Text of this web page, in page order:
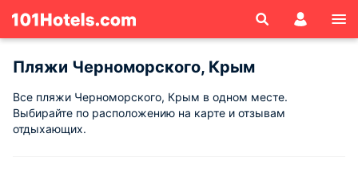
Пляжи Черноморского, Крым
Все пляжи Черноморского, Крым в одном месте.
Выбирайте по расположению на карте и отзывам
отдыхающих.